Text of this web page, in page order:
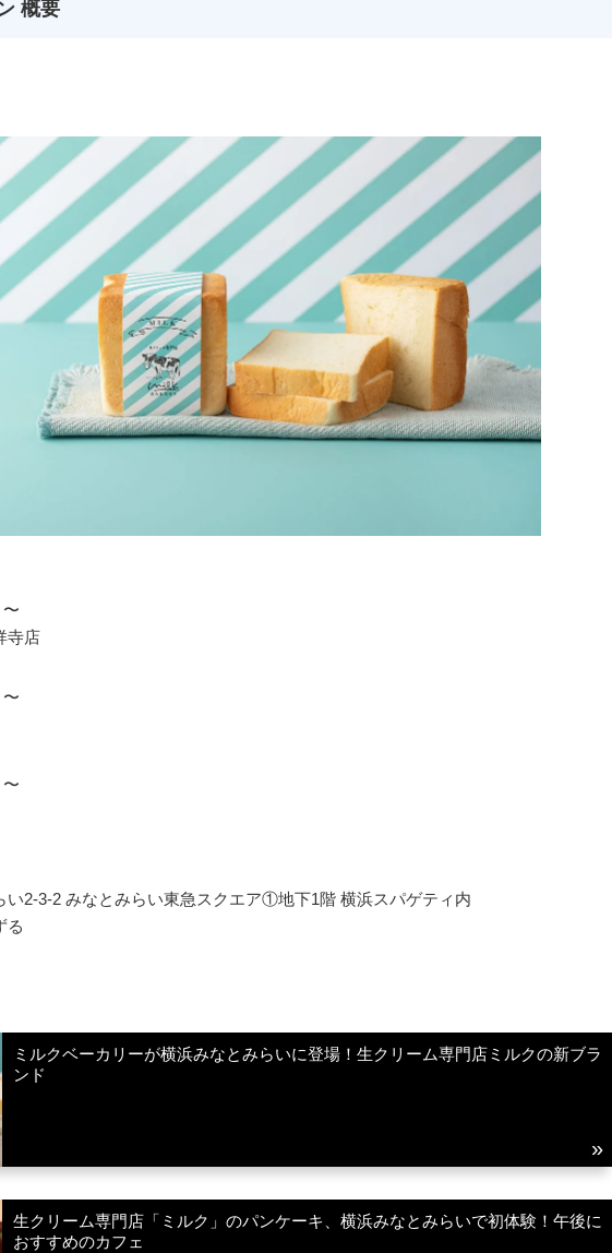
概要
寺店
い2-3-2 みなとみらい東急スクエア①地下1階 横浜スパゲティ内
る
ミルクベーカリーが横浜みなとみらいに登場！生クリーム専門店ミルクの新ブラ
ンド
生クリーム専門店「ミルク」のパンケーキ、横浜みなとみらいで初体験！午後に
おすすめのカフェ